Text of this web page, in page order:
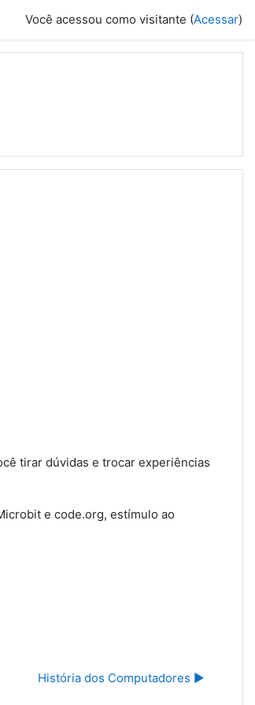
Você acessou como visitante (Acessar)
tirar dúvidas e trocar experiências
e code.org, estímulo ao
História dos Computadores ▶︎